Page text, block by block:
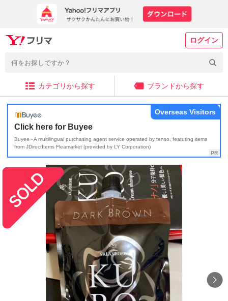
ログイン
カテゴリから探す ブランドから探す
Click here for Buyee
Buyee - A multilingual purchasing agent service operated by tenso, featuring items
from JDirectItems Fleamarket (provided by LY Corporation)
Overseas Visitors